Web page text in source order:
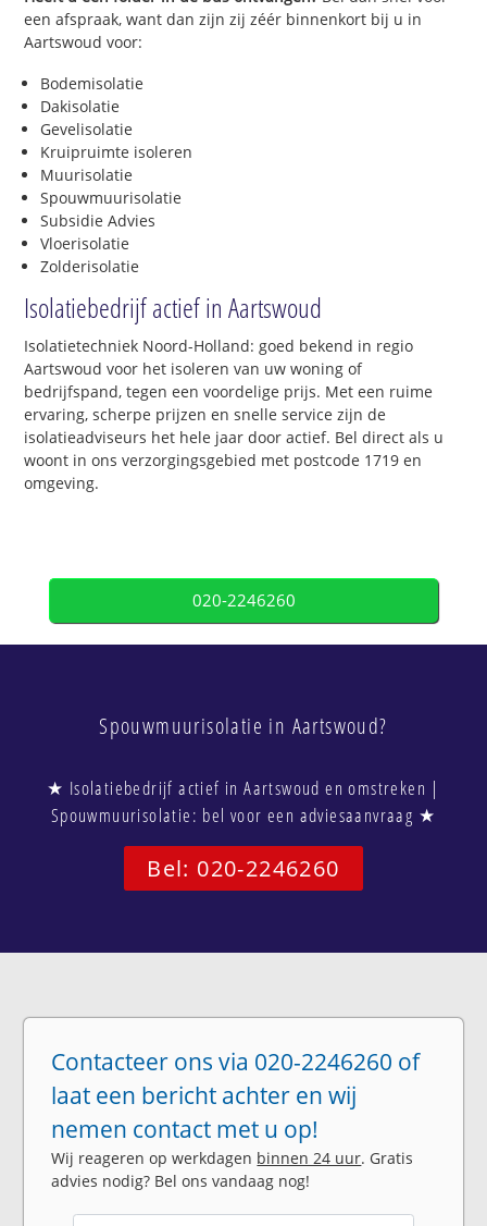
een afspraak, want dan zijn zij zéér binnenkort bij u in
Aartswoud voor:
Bodemisolatie
Dakisolatie
Gevelisolatie
Kruipruimte isoleren
Muurisolatie
Spouwmuurisolatie
Subsidie Advies
Vloerisolatie
Zolderisolatie
Isolatiebedrijf actief in Aartswoud
Isolatietechniek Noord-Holland: goed bekend in regio
Aartswoud voor het isoleren van uw woning of
bedrijfspand, tegen een voordelige prijs. Met een ruime
ervaring, scherpe prijzen en snelle service zijn de
isolatieadviseurs het hele jaar door actief. Bel direct als u
woont in ons verzorgingsgebied met postcode 1719 en
omgeving.
020-2246260
Spouwmuurisolatie in Aartswoud?
★ Isolatiebedrijf actief in Aartswoud en omstreken |
Spouwmuurisolatie: bel voor een adviesaanvraag ★
Bel: 020-2246260
Contacteer ons via 020-2246260 of
laat een bericht achter en wij
nemen contact met u op!
Wij reageren op werkdagen binnen 24 uur. Gratis
advies nodig? Bel ons vandaag nog!